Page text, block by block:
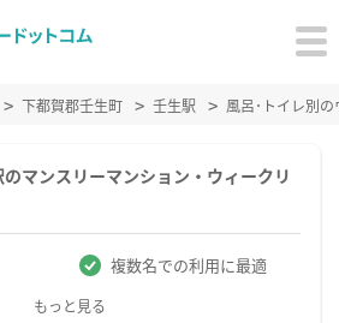
下都賀郡壬生町 壬生駅 風呂･トイレ別
マンスリーマンション・ウィークリ
複数名での利用に最適
もっと見る